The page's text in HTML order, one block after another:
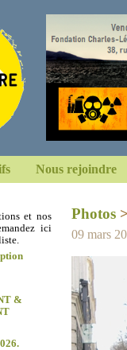
Nous rejoindre
et nos
ici
&
Photos >
09 mars